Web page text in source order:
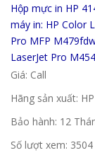
Hộp mực in HP
máy in: HP Color
Pro MFP
LaserJet Pro
Giá: Call
Hãng sản xuất: HP
Bảo hành: 12
Số lượt xem: 3504